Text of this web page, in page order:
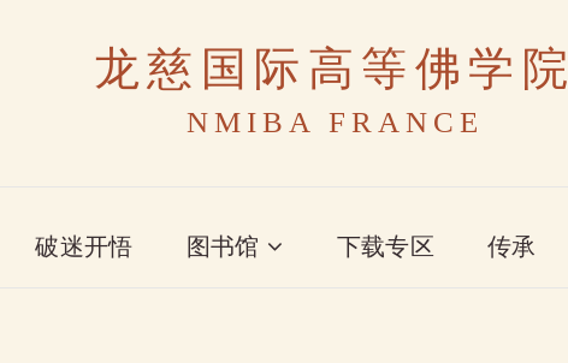
龙慈国际高等佛学院
NMIBA FRANCE
破迷开悟 图书馆 下载专区 传承